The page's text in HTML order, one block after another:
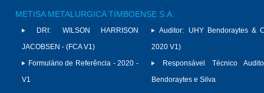
METISA METALURGICA TIMBOENSE S.A.
DRI:
WILSON HARRISON
JACOBSEN - (FCA V1)
Formulário de Referência - 2020 -
V1
Auditor:
UHY Bendoraytes &
2020 V1)
Responsável Técnico
Bendoraytes e Silva